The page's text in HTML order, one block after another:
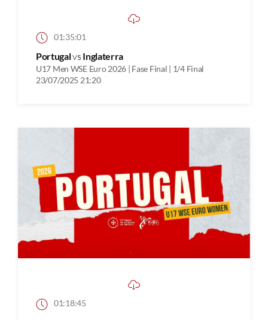
01:35:01
Portugalvs Inglaterra
U17 Men WSE Euro 2026 | Fase Final | 1/4 Final
23/07/2025 21:20
01:18:45